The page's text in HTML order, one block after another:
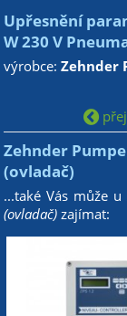
Upřesnění
W 230 V
výrobce:Zehnder
Zehnder
(ovladač)
...také Vás může u
(ovladač) zajímat: